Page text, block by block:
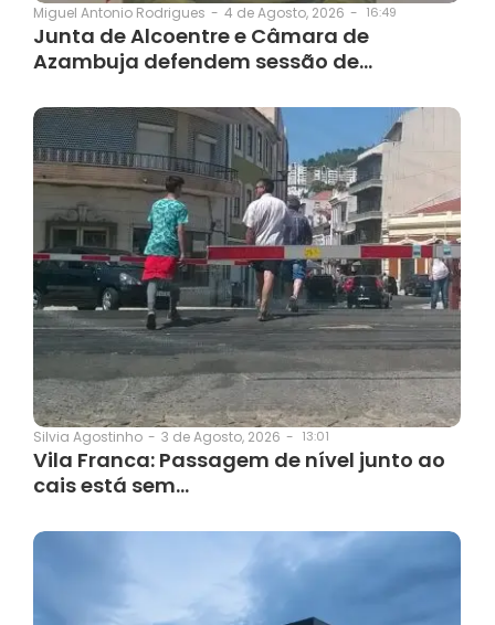
Miguel Antonio Rodrigues - 4 de Agosto, 2026 - 16:49
Junta de Alcoentre e Câmara de
Azambuja defendem sessão de…
Silvia Agostinho - 3 de Agosto, 2026 - 13:01
Vila Franca: Passagem de nível junto ao
cais está sem…